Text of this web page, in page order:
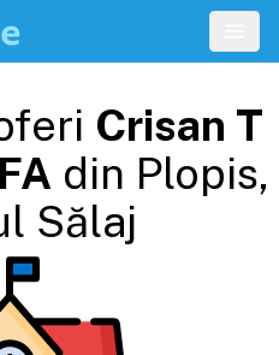
Crisan T
din Plopis,
Sălaj